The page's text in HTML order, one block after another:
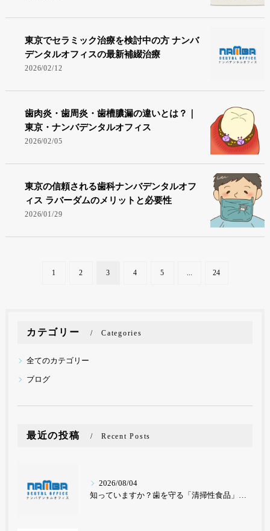
東京でセラミック治療を検討中の方 ナンバ
デンタルオフィスの最新補綴治療
2026/02/12
歯肉炎・歯周炎・歯槽膿漏の違いとは？｜
東京・ナンバデンタルオフィス
2026/02/05
東京の信頼される歯科ナンバデンタルオフ
ィス ラバーダムのメリットと必要性
2026/01/29
1 2 3 4 5 ... 24
カテゴリー Categories
全てのカテゴリー
ブログ
最近の投稿 Recent Posts
2026/08/04
知っていますか？歯を守る「清掃性食品」と要注意の「停滞性食品」